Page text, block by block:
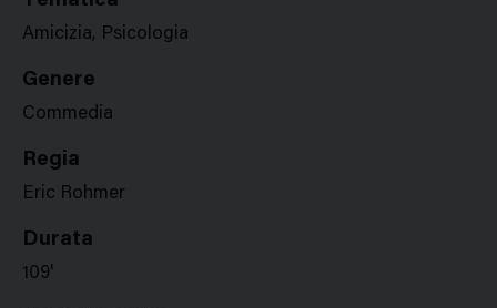
Amicizia, Psicologia
Genere
Commedia
Regia
Eric Rohmer
Durata
109'